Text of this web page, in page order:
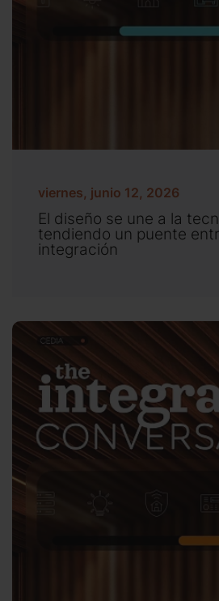
viernes, junio 12, 2026
El diseño se une a la
tendiendo un puente
integración